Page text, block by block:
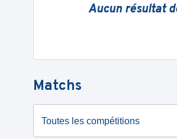
Aucun résultat
Matchs
Toutes les compétitions